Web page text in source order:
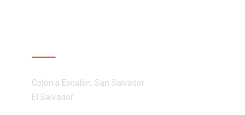
Colonia Escalón, San Salvador.
El Salvador